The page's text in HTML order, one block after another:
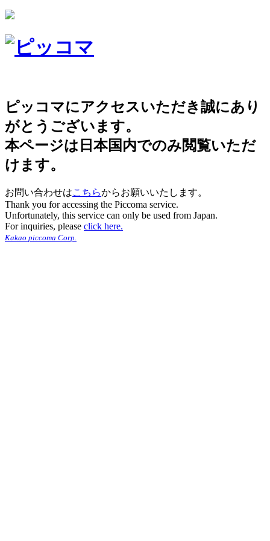
ピッコマにアクセスいただき誠にあり
がとうございます。
本ページは日本国内でのみ閲覧いただ
けます。
お問い合わせはこちらからお願いいたします。
Thank you for accessing the Piccoma service.
Unfortunately, this service can only be used from Japan.
For inquiries, please click here.
Kakao piccoma Corp.